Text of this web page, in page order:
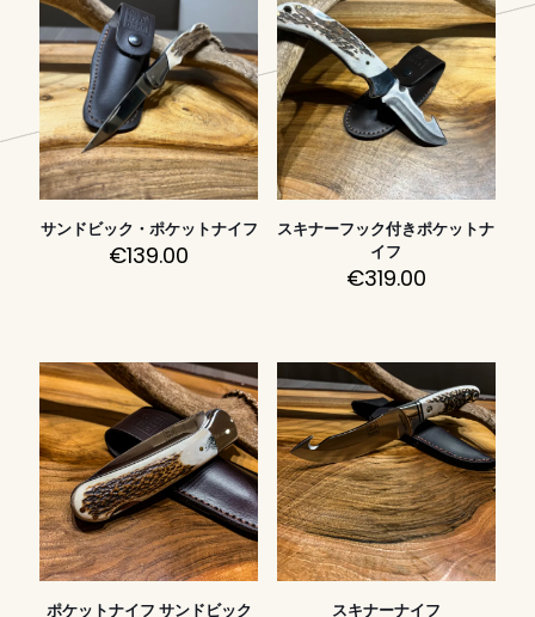
サンドビック・ポケットナイフ
€139.00
スキナーフック付きポケットナ
イフ
€319.00
ポケットナイフ サンドビック スキナーナイフ